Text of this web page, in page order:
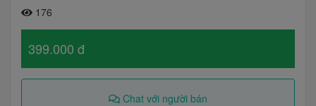
176
399.000 đ
Chat với người bán